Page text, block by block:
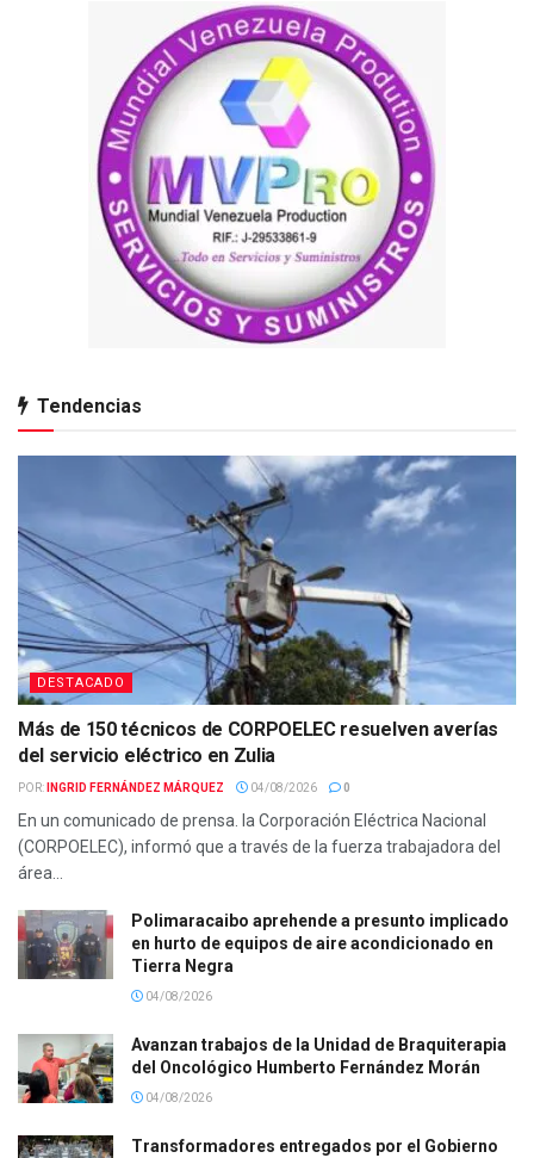
Tendencias
DESTACADO
Más de 150 técnicos de CORPOELEC resuelven averías
del servicio eléctrico en Zulia
POR: INGRID FERNÁNDEZ MÁRQUEZ 04/08/2026 0
En un comunicado de prensa. la Corporación Eléctrica Nacional
(CORPOELEC), informó que a través de la fuerza trabajadora del
área...
Polimaracaibo aprehende a presunto implicado
en hurto de equipos de aire acondicionado en
Tierra Negra
04/08/2026
Avanzan trabajos de la Unidad de Braquiterapia
del Oncológico Humberto Fernández Morán
04/08/2026
Transformadores entregados por el Gobierno